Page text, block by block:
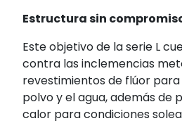
Estructura sin
Este objetivo de la serie L
contra las inclemencias
revestimientos de flúor
polvo y el agua, además de
calor para condiciones